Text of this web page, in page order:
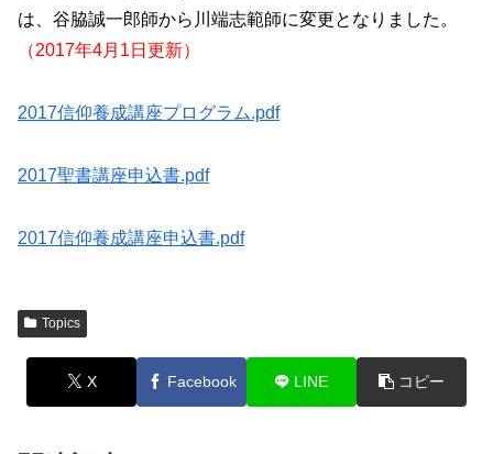
は、谷脇誠一郎師から川端志範師に変更となりました。
（2017年4月1日更新）
2017信仰養成講座プログラム.pdf
2017聖書講座申込書.pdf
2017信仰養成講座申込書.pdf
Topics
X Facebook LINE コピー